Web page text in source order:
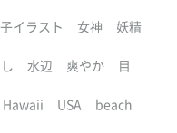
イラスト 女神 妖精
水辺 爽やか 目
Hawaii USA beach